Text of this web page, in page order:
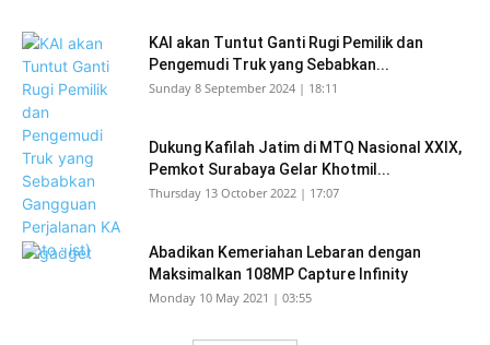
KAI akan Tuntut Ganti Rugi Pemilik dan
Pengemudi Truk yang Sebabkan...
Sunday 8 September 2024 | 18:11
Dukung Kafilah Jatim di MTQ Nasional XXIX,
Pemkot Surabaya Gelar Khotmil...
Thursday 13 October 2022 | 17:07
Abadikan Kemeriahan Lebaran dengan
Maksimalkan 108MP Capture Infinity
Monday 10 May 2021 | 03:55